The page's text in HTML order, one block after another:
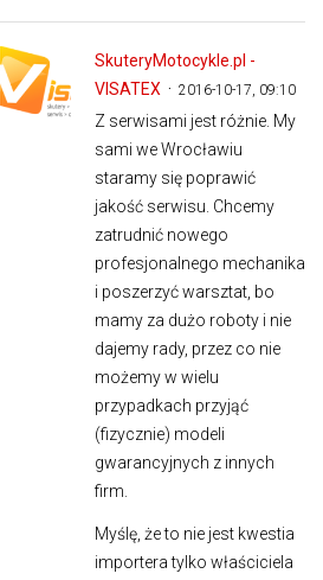
SkuteryMotocykle.pl -
VISATEX
2016-10-17, 09:10
Z serwisami jest różnie. My
sami we Wrocławiu
staramy się poprawić
jakość serwisu. Chcemy
zatrudnić nowego
profesjonalnego mechanika
i poszerzyć warsztat, bo
mamy za dużo roboty i nie
dajemy rady, przez co nie
możemy w wielu
przypadkach przyjąć
(fizycznie) modeli
gwarancyjnych z innych
firm.
Myślę, że to nie jest kwestia
importera tylko właściciela